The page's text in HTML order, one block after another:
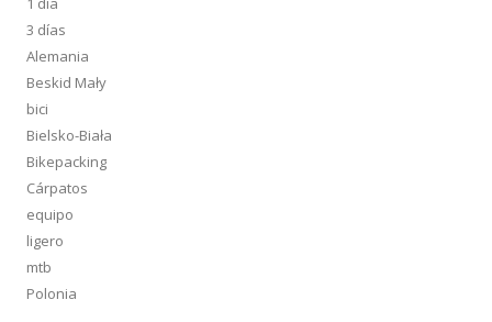
3 días
Alemania
Beskid Mały
bici
Bielsko-Biała
Bikepacking
Cárpatos
equipo
ligero
mtb
Polonia